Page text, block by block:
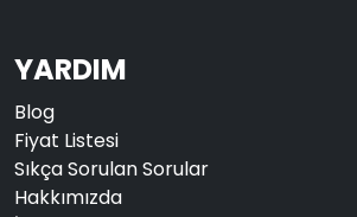
YARDIM
Blog
Fiyat Listesi
Sıkça Sorulan Sorular
Hakkımızda